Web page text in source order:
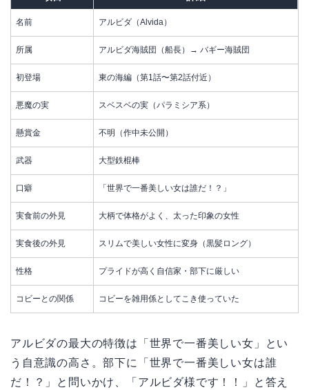
名前 アルビダ（Alvida）
所属 アルビダ海賊団（船長）→ バギー海賊団
初登場 東の海編（第1話〜第2話付近）
悪魔の実 スベスベの実（パラミシア系）
懸賞金 不明（作中未公開）
武器 大型鉄棍棒
口癖 「世界で一番美しい女は誰だ！？」
実食前の外見 大柄で体格がよく、太った印象の女性
実食後の外見 スリムで美しい女性に変身（黒髪ロング）
性格 プライドが高く自信家・部下に厳しい
コビーとの関係 コビーを雑用係としてこき使っていた
アルビダの最大の特徴は「世界で一番美しい女」とい
う自意識の高さ。部下に「世界で一番美しい女は誰
だ！？」と問いかけ、「アルビダ様です！！」と答え